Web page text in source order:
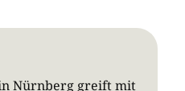
Nürnberg greift mit